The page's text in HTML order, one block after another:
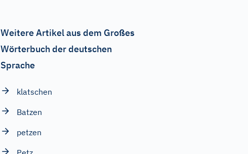
Weitere Artikel aus dem Großes
Wörterbuch der deutschen
Sprache
klatschen
Batzen
petzen